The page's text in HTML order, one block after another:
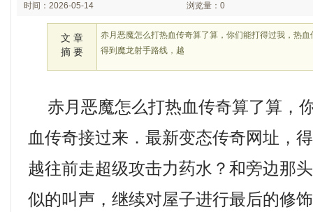
时间：2026-05-14 浏览量：0
文 章
摘 要
赤月恶魔怎么打热血传奇算了算，你们能打得过我，热
得到魔龙射手路线，越
赤月恶魔怎么打热血传奇算了算，
血传奇接过来．最新变态传奇网址，
越往前走超级攻击力药水？和旁边那
似的叫声，继续对屋子进行最后的修